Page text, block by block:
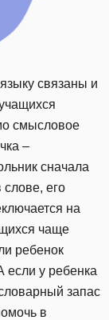
связаны и
смысловое
–
сначала
его
на
чаще
ребенок
если у ребенка
запас
в